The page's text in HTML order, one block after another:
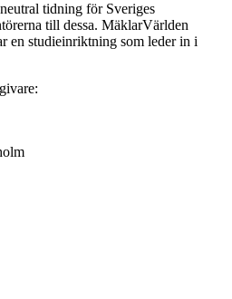
tidning för Sveriges
till dessa. MäklarVärlden
en studieinriktning som leder in i